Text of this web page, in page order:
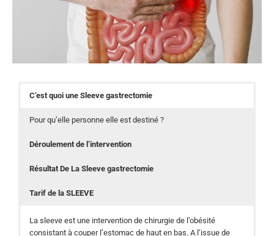
C’est quoi une Sleeve gastrectomie
Pour qu’elle personne elle est destiné ?
Déroulement de l’intervention
Résultat De La Sleeve gastrectomie
Tarif de la SLEEVE
La sleeve est une intervention de chirurgie de l’obésité
consistant à couper l’estomac de haut en bas. A l’issue de